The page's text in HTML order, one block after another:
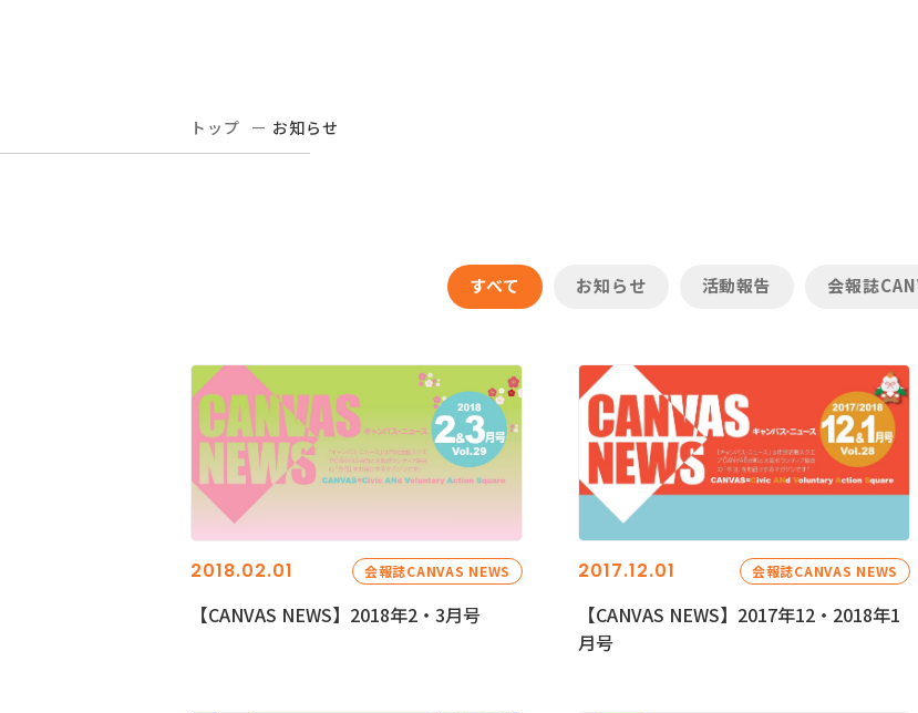
トップ お知らせ
すべて お知らせ 活動報告 会報誌
2018.02.01 会報誌CANVAS NEWS
【CANVAS NEWS】2018年2・3月号
2017.12.01 会報誌CANVAS NEWS
【CANVAS NEWS】2017年12・2018年1
月号